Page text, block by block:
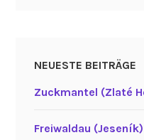
NEUESTE BEITRÄGE
Zuckmantel (Zlaté
Freiwaldau (Jeseník)